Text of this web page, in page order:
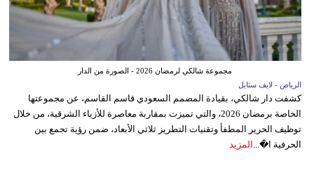
مجموعة شالكي لرمضان 2026 - الصورة من الدار
الرياض - لايف ستايل
كشفت دار شالكي، بقيادة المصمم السعودي قاسم القاسم، عن مجموعتها
الخاصة برمضان 2026، والتي تميزت بمقاربة معاصرة للأزياء الشرقية، من خلال
توظيف الحرير المطفأ وتقنيات التطريز ثلاثي الأبعاد، ضمن رؤية تجمع بين
الحرفية ا�... المزيد